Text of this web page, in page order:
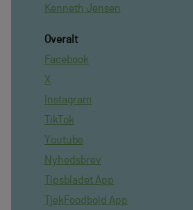
Kenneth Jensen
Overalt
Facebook
X
Instagram
TikTok
Youtube
Nyhedsbrev
Tipsbladet App
TjekFoodbold App